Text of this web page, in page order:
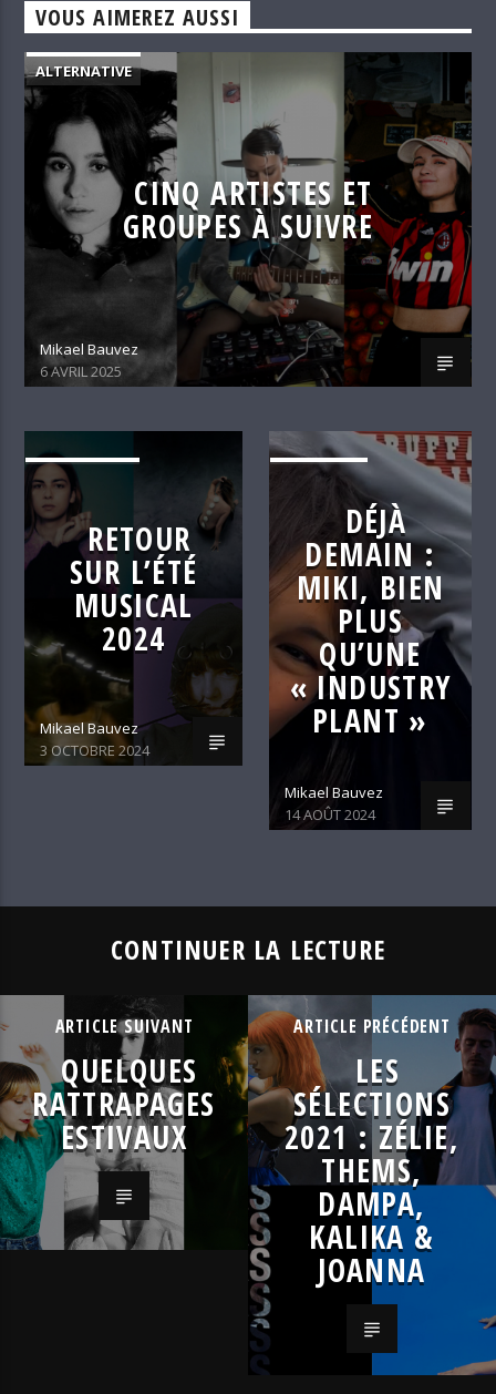
VOUS AIMEREZ AUSSI
ALTERNATIVE
CINQ ARTISTES ET
GROUPES À SUIVRE
Mikael Bauvez
6 AVRIL 2025
ALTERNATIVE
RETOUR
SUR L’ÉTÉ
MUSICAL
2024
Mikael Bauvez
3 OCTOBRE 2024
C'EST DÉJÀ
DÉJÀ
DEMAIN :
MIKI, BIEN
PLUS
QU’UNE
« INDUSTRY
PLANT »
Mikael Bauvez
14 AOÛT 2024
CONTINUER LA LECTURE
ARTICLE SUIVANT
QUELQUES
RATTRAPAGES
ESTIVAUX
ARTICLE PRÉCÉDENT
LES
SÉLECTIONS
2021 : ZÉLIE,
THEMS,
DAMPA,
KALIKA &
JOANNA